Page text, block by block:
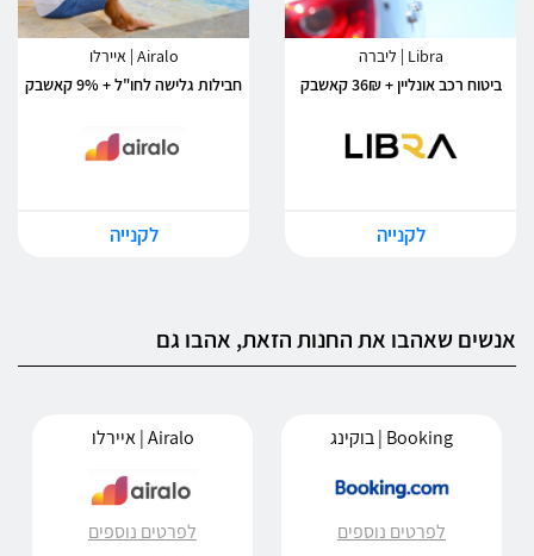
Libra | ליברה
ביטוח רכב אונליין + 36₪ קאשבק
לקנייה
Airalo | איירלו
חבילות גלישה לחו"ל + 9% קאשבק
לקנייה
אנשים שאהבו את החנות הזאת, אהבו גם
Booking | בוקינג
לפרטים נוספים
Airalo | איירלו
לפרטים נוספים